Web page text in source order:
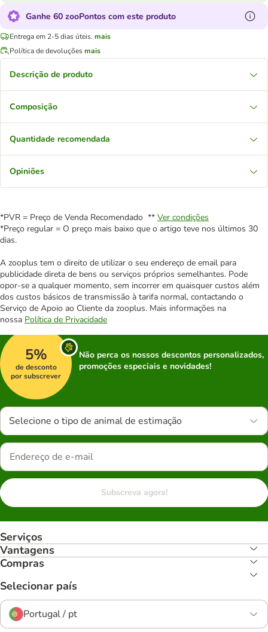
Ganhe 60 zooPontos com este produto
Entrega em 2-5 dias úteis. mais
Política de devoluçõesmais
Descrição de produto
Composição
Quantidade recomendada
Opiniões
*PVR = Preço de Venda Recomendado ** Ver condições
*Preço regular = O preço mais baixo que o artigo teve nos últimos 30
dias.
A zooplus tem o direito de utilizar o seu endereço de email para
publicidade direta de bens ou serviços próprios semelhantes. Pode
opor-se a qualquer momento, sem incorrer em quaisquer custos além
dos custos básicos de transmissão à tarifa normal, contactando o
Serviço de Apoio ao Cliente da zooplus. Mais informações na
nossa Política de Privacidade
5%
de desconto
por subscrever
Não perca os nossos descontos personalizados,
promoções especiais e novidades!
Selecione o tipo de animal de estimação
Subscreva agora!
Serviços
Vantagens
Compras
Selecionar país
Portugal / pt